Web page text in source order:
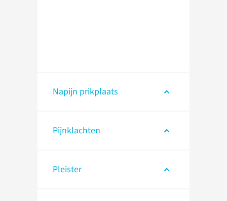
Napijn prikplaats
Pijnklachten
Pleister